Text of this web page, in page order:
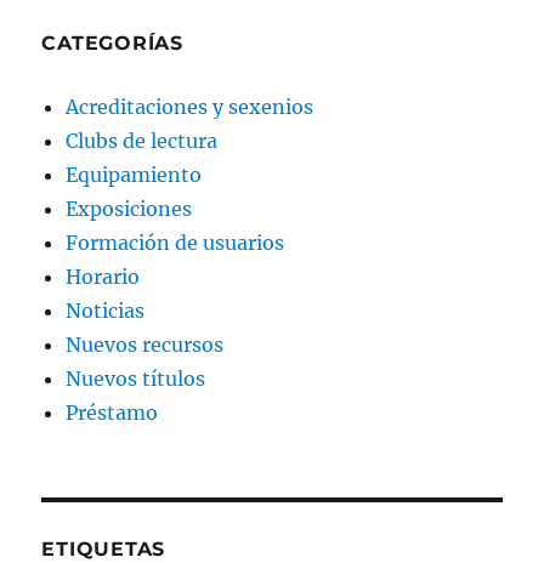
CATEGORÍAS
Acreditaciones y sexenios
Clubs de lectura
Equipamiento
Exposiciones
Formación de usuarios
Horario
Noticias
Nuevos recursos
Nuevos títulos
Préstamo
ETIQUETAS